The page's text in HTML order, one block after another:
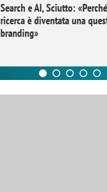
Search e AI, Sciutto:
ricerca è diventata una
branding»